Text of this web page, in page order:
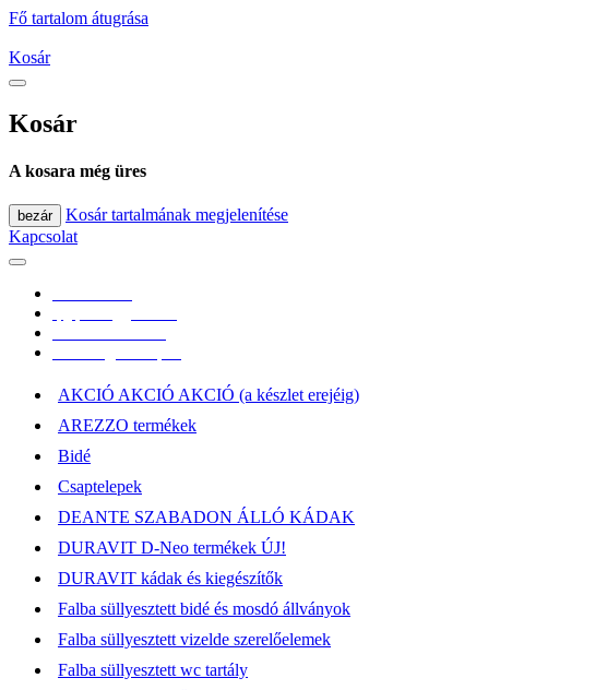
Fő tartalom átugrása
Kosár
Kosár
A kosara még üres
bezár
Kosár tartalmának megjelenítése
Kapcsolat
AKCIÓ AKCIÓ AKCIÓ (a készlet erejéig)
AREZZO termékek
Bidé
Csaptelepek
DEANTE SZABADON ÁLLÓ KÁDAK
DURAVIT D-Neo termékek ÚJ!
DURAVIT kádak és kiegészítők
Falba süllyesztett bidé és mosdó állványok
Falba süllyesztett vizelde szerelőelemek
Falba süllyesztett wc tartály